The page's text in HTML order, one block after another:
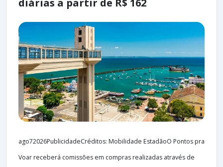
diárias a partir de R$ 162
ago72026PublicidadeCréditos: Mobilidade EstadãoO Pontos pra
Voar receberá comissões em compras realizadas através de